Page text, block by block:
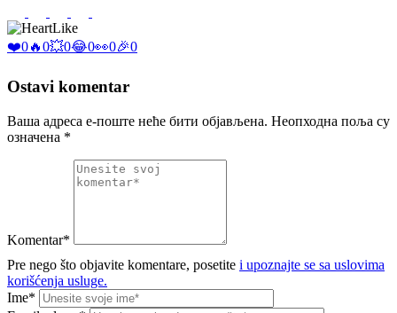
Like
❤️0🔥0💥0😂0👀0🎉0
Ostavi komentar
Ваша адреса е-поште неће бити објављена. Неопходна поља су
означена *
Komentar*
Pre nego što objavite komentare, posetite i upoznajte se sa uslovima
korišćenja usluge.
Ime*